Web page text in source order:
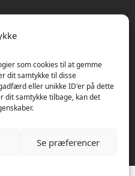
som cookies til at gemme
dit samtykke til disse
eller unikke ID'er på dette
dit samtykke tilbage, kan det
Se præferencer